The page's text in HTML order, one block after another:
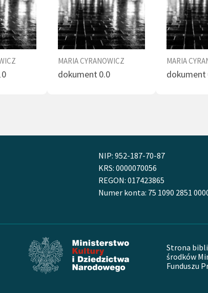
MARIA CYRANOWICZ
dokument 0.0
MARIA
dokument
NIP: 952-187-70-87
KRS: 0000070056
REGON: 017423865
Numer konta: 75 1090 2851
Strona
środków
Funduszu